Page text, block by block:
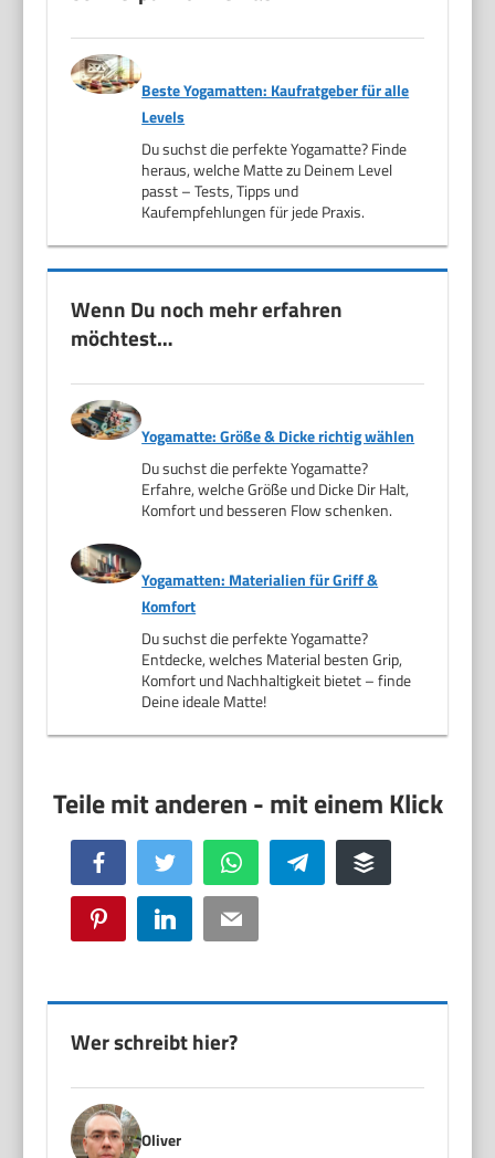
Beste Yogamatten: Kaufratgeber für alle
Levels
Du suchst die perfekte Yogamatte? Finde
heraus, welche Matte zu Deinem Level
passt – Tests, Tipps und
Kaufempfehlungen für jede Praxis.
Wenn Du noch mehr erfahren
möchtest…
Yogamatte: Größe & Dicke richtig wählen
Du suchst die perfekte Yogamatte?
Erfahre, welche Größe und Dicke Dir Halt,
Komfort und besseren Flow schenken.
Yogamatten: Materialien für Griff &
Komfort
Du suchst die perfekte Yogamatte?
Entdecke, welches Material besten Grip,
Komfort und Nachhaltigkeit bietet – finde
Deine ideale Matte!
Facebook Twitter WhatsApp Telegram Buffer
Pinterest LinkedIn Email
Wer schreibt hier?
Oliver